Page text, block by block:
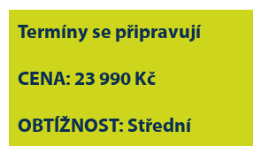
Termíny se připravují
CENA: 23 990 Kč
OBTÍŽNOST: Střední